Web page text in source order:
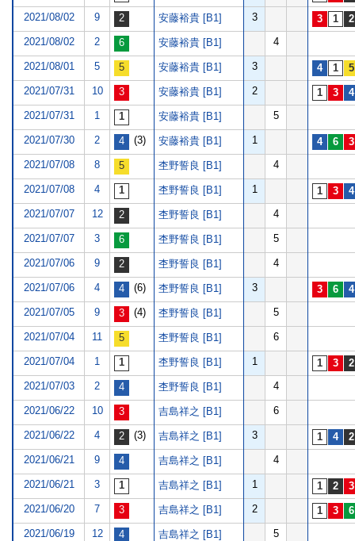
2021/08/02 9 安藤裕貴 [B1] 3
2021/08/02 2 安藤裕貴 [B1] 4
2021/08/01 5 安藤裕貴 [B1] 3
2021/07/31 10 安藤裕貴 [B1] 2
2021/07/31 1 安藤裕貴 [B1] 5
2021/07/30 2 (3) 安藤裕貴 [B1] 1
2021/07/08 8 杢野誓良 [B1] 4
2021/07/08 4 杢野誓良 [B1] 1
2021/07/07 12 杢野誓良 [B1] 4
2021/07/07 3 杢野誓良 [B1] 5
2021/07/06 9 杢野誓良 [B1] 4
2021/07/06 4 (6) 杢野誓良 [B1] 3
2021/07/05 9 (4) 杢野誓良 [B1] 5
2021/07/04 11 杢野誓良 [B1] 6
2021/07/04 1 杢野誓良 [B1] 1
2021/07/03 2 杢野誓良 [B1] 4
2021/06/22 10 吉島祥之 [B1] 6
2021/06/22 4 (3) 吉島祥之 [B1] 3
2021/06/21 9 吉島祥之 [B1] 4
2021/06/21 3 吉島祥之 [B1] 1
2021/06/20 7 吉島祥之 [B1] 2
2021/06/19 12 吉島祥之 [B1] 5